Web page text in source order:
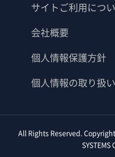
サイトご利用につ
会社概要
個人情報保護方針
個人情報の取り扱い
All Rights Reserved. Copyright
SYSTEMS